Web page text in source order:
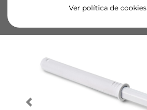
Ver política de cookies